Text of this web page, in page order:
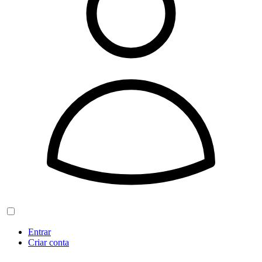
Entrar
Criar conta